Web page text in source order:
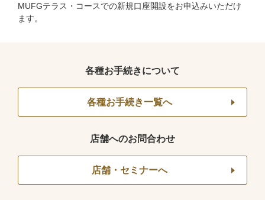
MUFGテラス・コースでの新規口座開設をお申込みいただけ
ます。
各種お手続きについて
各種お手続き一覧へ
店舗へのお問合わせ
店舗・セミナーへ